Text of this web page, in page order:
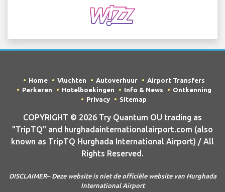
Home Vluchten Autoverhuur
Airport Transfers
Parkeren
Hotelboekingen Info & News
Ontkenning
Privacy
Sitemap
COPYRIGHT © 2026 Try Quantum OU trading as
"TripTQ" and hurghadainternationalairport.com (also
known as TripTQ Hurghada International Airport) / All
Rights Reserved.
DISCLAIMER– Deze website is niet de officiële website van Hurghada
International Airport